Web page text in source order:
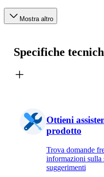
Mostra altro
Specifiche
Ottieni
prodotto
Trova domande
informazioni sulla
suggerimenti